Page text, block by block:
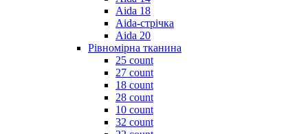
Aida 18
Aida-стрічка
Aida 20
Рівномірна тканина
25 count
27 count
18 count
28 count
10 count
32 count